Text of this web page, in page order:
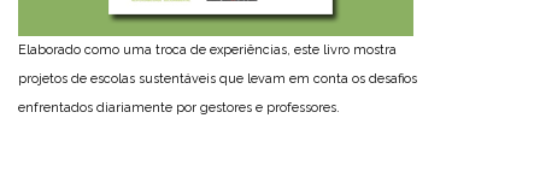
Elaborado como uma troca de experiências, este livro mostra
projetos de escolas sustentáveis que levam em conta os desafios
enfrentados diariamente por gestores e professores.